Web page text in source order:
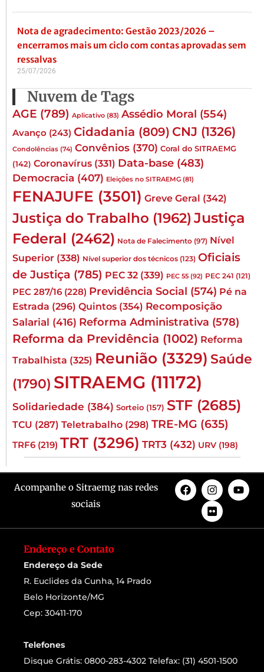
Nota de agradecimento: Gestão 2023/2026 –
encerramos mais um ciclo com contas aprovadas sem
ressalvas
25/07/2026
Nuvem de Tags
AGE (789) Aplicativo (83) Assédio Moral (554)
Avanço (243) Cidadania (809) CNJ (1326)
Condolências (74) Convênios (370) Coral do SITRAEMG
(142) Coronavírus (331) Data-base (483)
Democracia (407) Eleições no SITRAEMG (81)
FENAJUFE (3501) Greve Geral (342)
Justiça do Trabalho (1962) Justiça
Federal (2462) Nota de Falecimento (97) Nível
Superior (338) Nível superior dos técnicos (123) Oficiais
de Justiça (785) PEC 32 (339) PEC 55 (92) PEC 241 (121)
PEC 287/16 (228) Previdência Social (574) Pé na
Estrada (296) Quintos (354) Recomposição
Salarial (416) Reforma Administrativa (578)
Reforma da Previdência (1002) Reforma
Trabalhista (325) Reunião (3329) Saúde
(1790) SITRAEMG (11172)
Solidariedade (384) Sorteio (157) STF (2685)
TCU (287) Teletrabalho (298) TRE-MG (635)
TRF6 (219) TRT (3296) TRT3 (432) URV (198)
Acompanhe o Sitraemg nas redes
sociais
Endereço e Contato
Endereço da Sede
R. Euclides da Cunha, 14 Prado
Belo Horizonte/MG
Cep: 30411-170
Telefones
Disque Grátis: 0800-283-4302 Telefax: (31) 4501-1500